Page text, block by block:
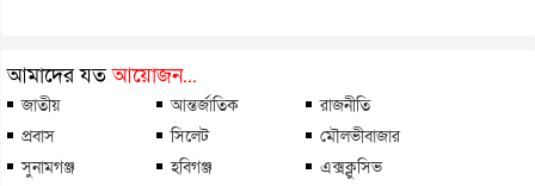
আমাদের যতআয়োজন...
জাতীয় আন্তর্জাতিক
রাজনীতি
প্রবাস
সিলেট
মৌলভীবাজার
সুনামগঞ্জ
হবিগঞ্জ এক্সক্লুসিভ